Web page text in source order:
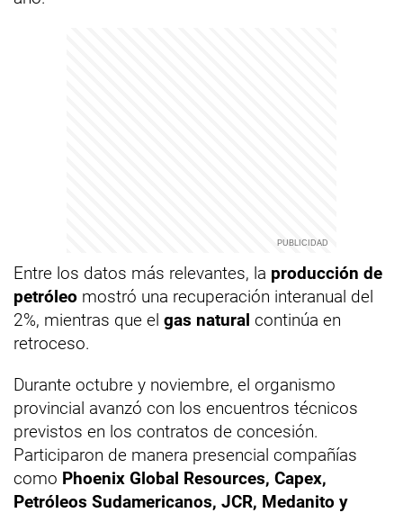
Entre los datos más relevantes, la producción de
petróleo mostró una recuperación interanual del
2%, mientras que el gas natural continúa en
retroceso.
Durante octubre y noviembre, el organismo
provincial avanzó con los encuentros técnicos
previstos en los contratos de concesión.
Participaron de manera presencial compañías
como Phoenix Global Resources, Capex,
Petróleos Sudamericanos, JCR, Medanito y